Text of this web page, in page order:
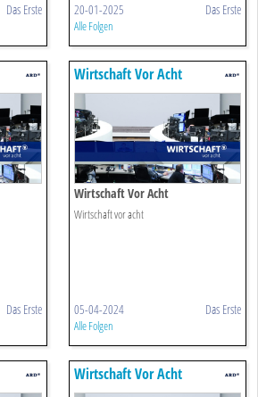
Das Erste 20-01-2025 Das Erste
Alle Folgen
Das Erste
Wirtschaft Vor Acht
Wirtschaft Vor Acht
Wirtschaft vor acht
05-04-2024 Das Erste
Alle Folgen
Wirtschaft Vor Acht